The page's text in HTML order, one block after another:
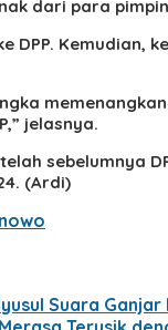
dari para
Kemudian,
jelasnya.
sebelumnya
(Ardi)
Suara Ganjar